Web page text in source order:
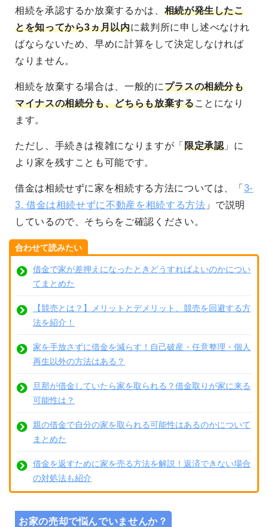
相続を承認するか放棄するかは、 相続が発生したこ
とを知ってから3ヵ月以内に裁判所に申し述べなけれ
ばならないため、早めに計算をして決定しなければ
なりません。
相続を放棄する場合は、一般的にプラスの相続分も
マイナスの相続分も、どちらも放棄することになり
ます。
ただし、手続きは複雑になりますが「 限定承認 」に
より家を残すことも可能です。
借金は相続せずに家を相続する方法については、「 3-
3. 借金は相続せずに不動産を相続する方法 」で説明
しているので、そちらをご確認ください。
合わせて読みたい
借金で家が差押えになったときどうすればよいのかについ
てまとめた
【競売とは？】メリットとデメリット、競売を回避する方
法を紹介！
家を手放さずに借金を減らす！自己破産・任意整理・個人
再生以外の方法はある？
旦那が借金していたら家を取られる？借金取りが家に来る
可能性は？
親の借金で自分の家を取られる可能性はあるのかについて
まとめた
借金を返すために家を売る方法を解説！返済できない場合
の対処法も紹介
お家の売却で悩んでいませんか？